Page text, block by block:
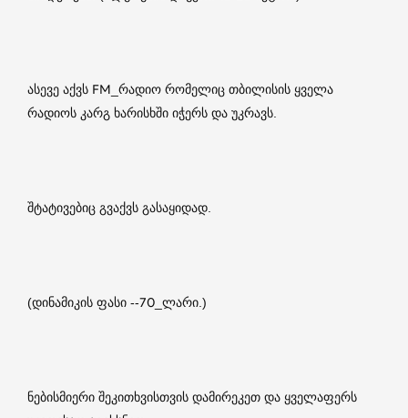
ასევე აქვს FM_რადიო რომელიც თბილისის ყველა
რადიოს კარგ ხარისხში იჭერს და უკრავს.
შტატივებიც გვაქვს გასაყიდად.
(დინამიკის ფასი --70_ლარი.)
ნებისმიერი შეკითხვისთვის დამირეკეთ და ყველაფერს